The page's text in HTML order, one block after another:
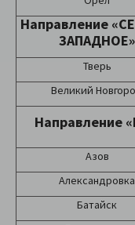
Направление
ЗАПАДНОЕ»
Тверь
Великий
Направление
Азов
Александровка
Батайск